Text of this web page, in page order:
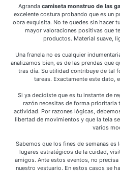
Agranda camiseta monstruo de las
excelente costura probando que es un
obra exquisita. No te quedes sin hacer
mayor valoraciones positivas que
productos. Material suave,
Una franela no es cualquier
analizamos bien, es de las prendas que
tras día. Su utilidad contribuye de tal
tareas. Exactamente este dato,
Si ya decidiste que es tu instante de
razón necesitas de forma prioritaria
actividad. Por razones lógicas,
libertad de movimientos y que la tela
varios
Sabemos que los fines de semanas
lugares estratégicos de la cuidad,
amigos. Ante estos eventos, no
nuestro vestuario. En estos casos se